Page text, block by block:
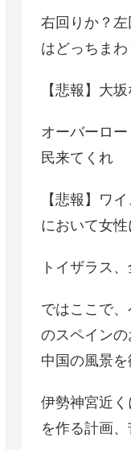
右回りか？
はどっちまわ
【悲報】大
オーバーロ
民来てくれ
【悲報】ワ
において女
トイザラス
ではここで
のスペイン
中国の風景
伊勢神宮近
を作る計画